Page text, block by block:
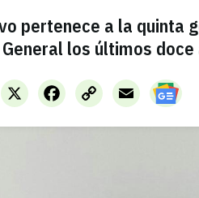
pertenece a la quinta
los últimos doce
X FacebookCopy
Link
Email